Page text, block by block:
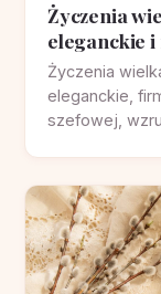
Życzenia
eleganckie
Życzenia
eleganckie,
szefowej,